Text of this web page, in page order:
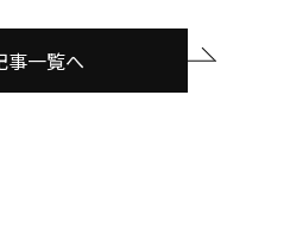
事一覧へ